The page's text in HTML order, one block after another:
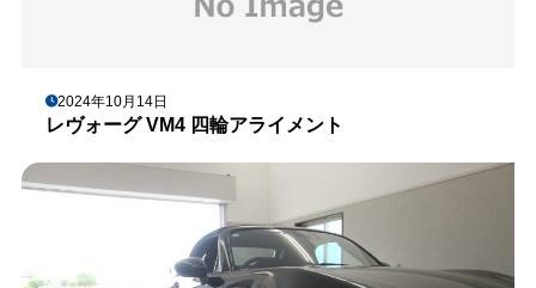
2024年10月14日
レヴォーグ VM4 四輪アライメント